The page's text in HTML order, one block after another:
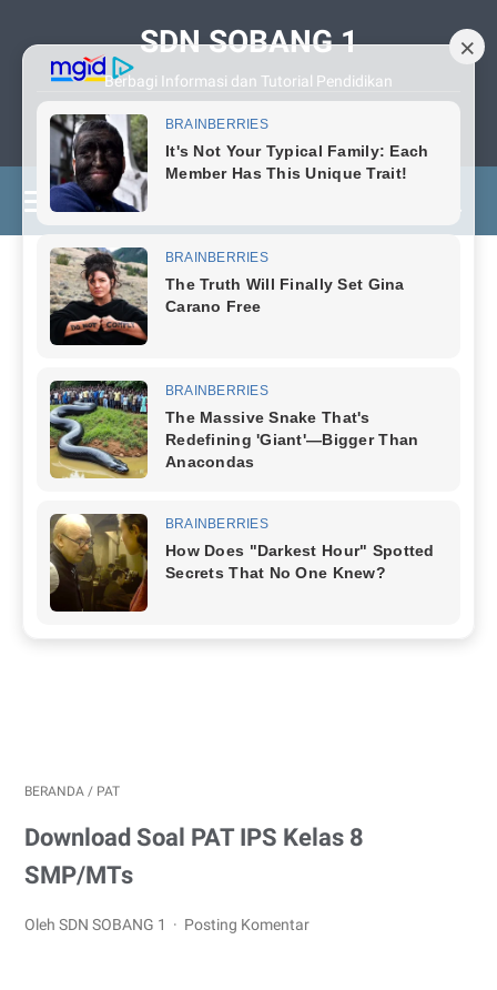
SDN SOBANG 1
Berbagi Informasi dan Tutorial Pendidikan
BERANDA / PAT
Download Soal PAT IPS Kelas 8
SMP/MTs
Oleh SDN SOBANG 1 Posting Komentar